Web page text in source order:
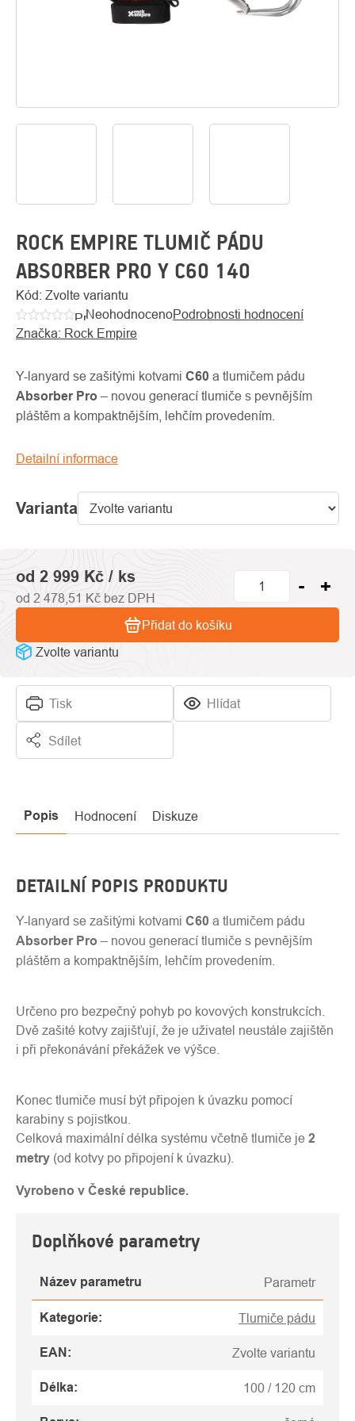
O
ROCK EMPIRE TLUMIČ PÁDU
ABSORBER PRO Y C60 140
Kód: Zvolte variantu
Průměrné
hodnocení
je
0,0
z
hvězdiček.
NeohodnocenoPodrobnosti hodnocení
Značka: Rock Empire
Varianta
Y-lanyard se zašitými kotvami C60 a tlumičem pádu
Absorber Pro – novou generací tlumiče s pevnějším
pláštěm a kompaktnějším, lehčím provedením.
Detailní informace
Tisk Hlídat
Sdílet
od 2 999 Kč / ks
od 2 478,51 Kč bez DPH
Zvolte variantu
Přidat do košíku
Popis Hodnocení Diskuze
DETAILNÍ POPIS PRODUKTU
Y-lanyard se zašitými kotvami C60 a tlumičem pádu
Absorber Pro – novou generací tlumiče s pevnějším
pláštěm a kompaktnějším, lehčím provedením.
Určeno pro bezpečný pohyb po kovových konstrukcích.
Dvě zašité kotvy zajišťují, že je uživatel neustále zajištěn
i při překonávání překážek ve výšce.
Konec tlumiče musí být připojen k úvazku pomocí
karabiny s pojistkou.
Celková maximální délka systému včetně tlumiče je 2
metry (od kotvy po připojení k úvazku).
Vyrobeno v České republice.
Doplňkové parametry
Název parametru Parametr
Kategorie: Tlumiče pádu
EAN : Zvolte variantu
Délka: 100 / 120 cm